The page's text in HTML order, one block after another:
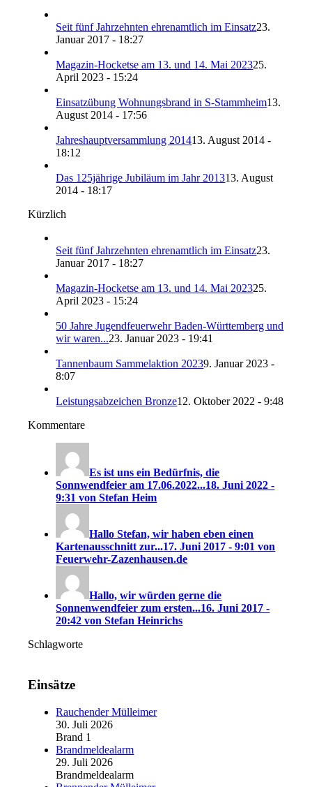
Seit fünf Jahrzehnten ehrenamtlich im Einsatz23.
Januar 2017 - 18:27
Magazin-Hocketse am 13. und 14. Mai 202325.
April 2023 - 15:24
Einsatzübung Wohnungsbrand in S-Stammheim13.
August 2014 - 17:56
Jahreshauptversammlung 201413. August 2014 -
18:12
Das 125jährige Jubiläum im Jahr 201313. August
2014 - 18:17
Kürzlich
Seit fünf Jahrzehnten ehrenamtlich im Einsatz23.
Januar 2017 - 18:27
Magazin-Hocketse am 13. und 14. Mai 202325.
April 2023 - 15:24
50 Jahre Jugendfeuerwehr Baden-Württemberg und
wir waren...23. Januar 2023 - 19:41
Tannenbaum Sammelaktion 20239. Januar 2023 -
8:07
Leistungsabzeichen Bronze12. Oktober 2022 - 9:48
Kommentare
Es ist uns ein Bedürfnis, die
Sonnwendfeier am 17.06.2022...18. Juni 2022 -
9:31 von Stefan Heim
Hallo Stefan, wir haben eben einen
Kartenausschnitt zur...17. Juni 2017 - 9:01 von
Feuerwehr-Zazenhausen.de
Hallo, wir würden gerne die
Sonnenwendfeier zum ersten...16. Juni 2017 -
20:42 von Stefan Heinrichs
Schlagworte
Einsätze
Rauchender Mülleimer
30. Juli 2026
Brand 1
Brandmeldealarm
29. Juli 2026
Brandmeldealarm